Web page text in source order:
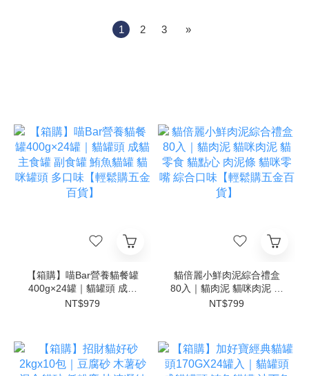
1 2 3 »
【箱購】喵Bar營養貓餐罐
400g×24罐｜貓罐頭 成貓
主食罐 副食罐 鮪魚貓罐 貓
NT$979
貓倍麗小鮮肉泥綜合禮盒
80入｜貓肉泥 貓咪肉泥 貓
零食 貓點心 肉泥條 貓咪零
NT$799